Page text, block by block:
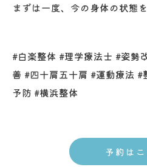
まずは一度、今の身体の状態
#白楽整体 #理学療法士 #姿勢
善 #四十肩五十肩 #運動療法
予防 #横浜整体
予約はこ